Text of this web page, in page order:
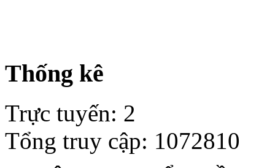
Thống kê
Trực tuyến: 2
Tổng truy cập: 1072810